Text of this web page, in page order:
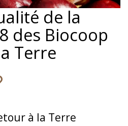
de la
des Biocoop
Terre
à la Terre